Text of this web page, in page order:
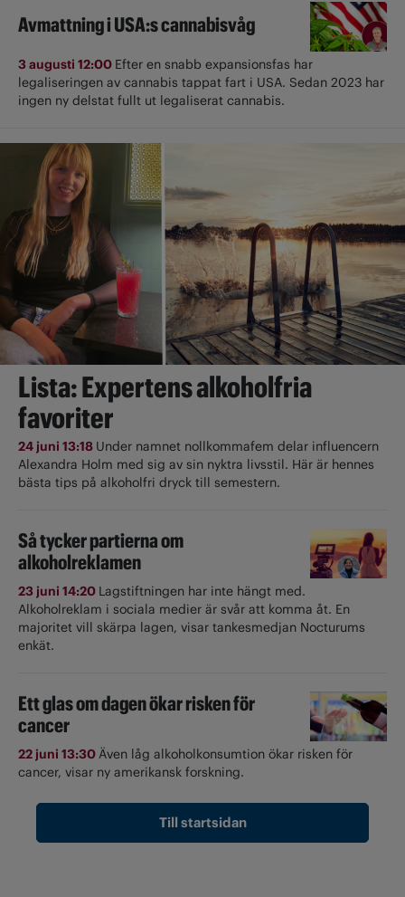
Avmattning i USA:s cannabisvåg
3 augusti 12:00 Efter en snabb expansionsfas har
legaliseringen av cannabis tappat fart i USA. Sedan 2023 har
ingen ny delstat fullt ut ­legaliserat cannabis.
Lista: Expertens alkoholfria
favoriter
24 juni 13:18 Under namnet nollkommafem delar influencern
Alexandra Holm med sig av sin nyktra livsstil. Här är hennes
bästa tips på alkoholfri dryck till semestern.
Så tycker partierna om
alkoholreklamen
23 juni 14:20 Lagstiftningen har inte hängt med.
Alkoholreklam i sociala medier är svår att komma åt. En
majoritet vill skärpa lagen, visar tankesmedjan Nocturums
enkät.
Ett glas om dagen ökar risken för
cancer
22 juni 13:30Även låg alkoholkonsumtion ökar risken för
cancer, visar ny amerikansk forskning.
Till startsidan